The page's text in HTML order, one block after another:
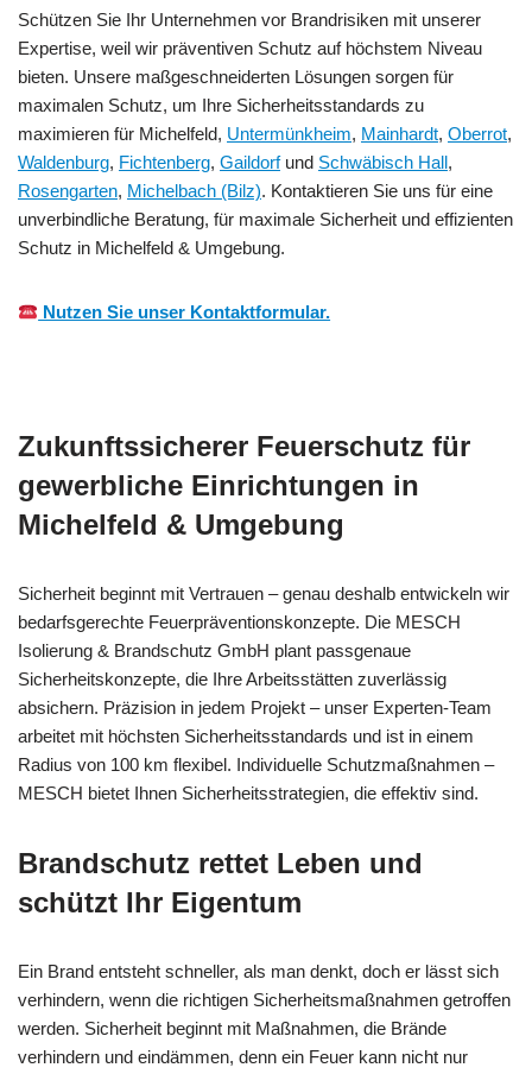
Schützen Sie Ihr Unternehmen vor Brandrisiken mit unserer
Expertise, weil wir präventiven Schutz auf höchstem Niveau
bieten. Unsere maßgeschneiderten Lösungen sorgen für
maximalen Schutz, um Ihre Sicherheitsstandards zu
maximieren für Michelfeld, Untermünkheim, Mainhardt, Oberrot,
Waldenburg, Fichtenberg, Gaildorfund Schwäbisch Hall,
Rosengarten, Michelbach (Bilz). Kontaktieren Sie uns für eine
unverbindliche Beratung, für maximale Sicherheit und effizienten
Schutz in Michelfeld & Umgebung.
Nutzen Sie unser Kontaktformular.
Zukunftssicherer Feuerschutz für
gewerbliche Einrichtungen in
Michelfeld & Umgebung
Sicherheit beginnt mit Vertrauen – genau deshalb entwickeln wir
bedarfsgerechte Feuerpräventionskonzepte. Die MESCH
Isolierung & Brandschutz GmbH plant passgenaue
Sicherheitskonzepte, die Ihre Arbeitsstätten zuverlässig
absichern. Präzision in jedem Projekt – unser Experten-Team
arbeitet mit höchsten Sicherheitsstandards und ist in einem
Radius von 100 km flexibel. Individuelle Schutzmaßnahmen –
MESCH bietet Ihnen Sicherheitsstrategien, die effektiv sind.
Brandschutz rettet Leben und
schützt Ihr Eigentum
Ein Brand entsteht schneller, als man denkt, doch er lässt sich
verhindern, wenn die richtigen Sicherheitsmaßnahmen getroffen
werden. Sicherheit beginnt mit Maßnahmen, die Brände
verhindern und eindämmen, denn ein Feuer kann nicht nur